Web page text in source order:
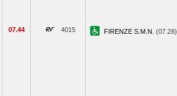
07.44 4015 FIRENZE S.M.N. (07.28)